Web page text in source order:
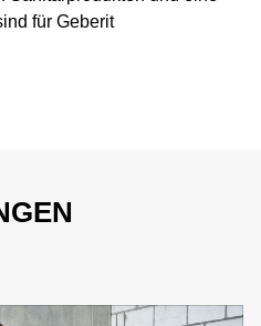
für Geberit